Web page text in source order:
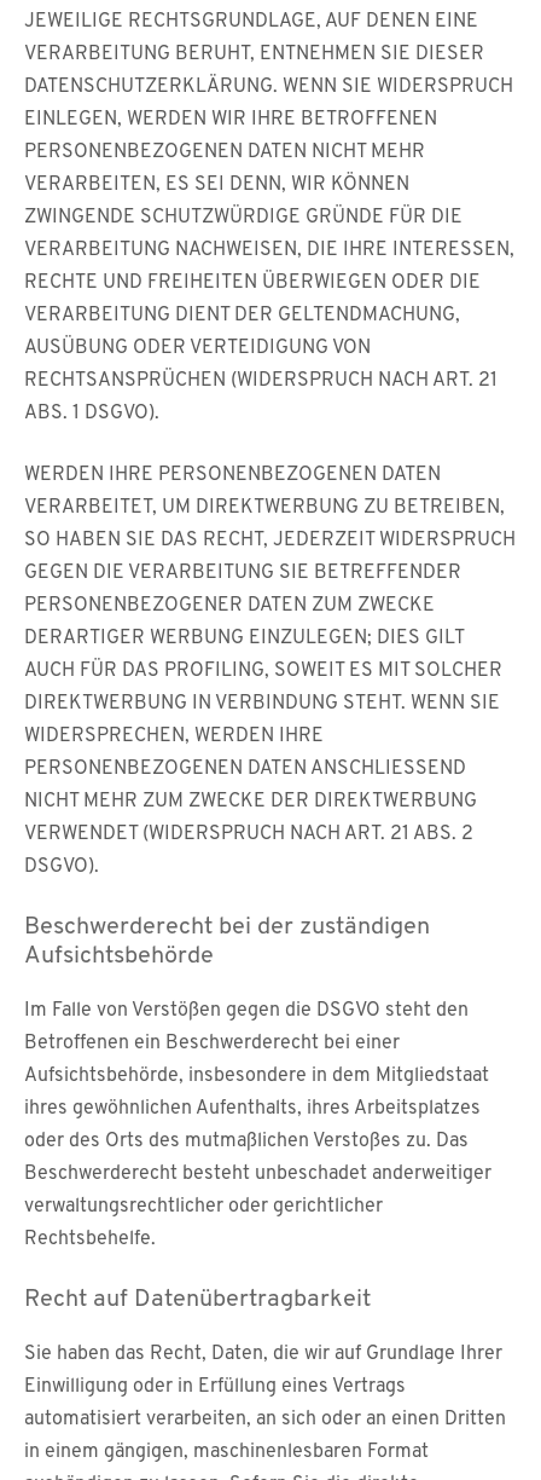
JEWEILIGE RECHTSGRUNDLAGE, AUF DENEN EINE
VERARBEITUNG BERUHT, ENTNEHMEN SIE DIESER
DATENSCHUTZERKLÄRUNG. WENN SIE WIDERSPRUCH
EINLEGEN, WERDEN WIR IHRE BETROFFENEN
PERSONENBEZOGENEN DATEN NICHT MEHR
VERARBEITEN, ES SEI DENN, WIR KÖNNEN
ZWINGENDE SCHUTZWÜRDIGE GRÜNDE FÜR DIE
VERARBEITUNG NACHWEISEN, DIE IHRE INTERESSEN,
RECHTE UND FREIHEITEN ÜBERWIEGEN ODER DIE
VERARBEITUNG DIENT DER GELTENDMACHUNG,
AUSÜBUNG ODER VERTEIDIGUNG VON
RECHTSANSPRÜCHEN (WIDERSPRUCH NACH ART. 21
ABS. 1 DSGVO).
WERDEN IHRE PERSONENBEZOGENEN DATEN
VERARBEITET, UM DIREKTWERBUNG ZU BETREIBEN,
SO HABEN SIE DAS RECHT, JEDERZEIT WIDERSPRUCH
GEGEN DIE VERARBEITUNG SIE BETREFFENDER
PERSONENBEZOGENER DATEN ZUM ZWECKE
DERARTIGER WERBUNG EINZULEGEN; DIES GILT
AUCH FÜR DAS PROFILING, SOWEIT ES MIT SOLCHER
DIREKTWERBUNG IN VERBINDUNG STEHT. WENN SIE
WIDERSPRECHEN, WERDEN IHRE
PERSONENBEZOGENEN DATEN ANSCHLIESSEND
NICHT MEHR ZUM ZWECKE DER DIREKTWERBUNG
VERWENDET (WIDERSPRUCH NACH ART. 21 ABS. 2
DSGVO).
Beschwerde­recht bei der zuständigen
Aufsichts­behörde
Im Falle von Verstößen gegen die DSGVO steht den
Betroffenen ein Beschwerderecht bei einer
Aufsichtsbehörde, insbesondere in dem Mitgliedstaat
ihres gewöhnlichen Aufenthalts, ihres Arbeitsplatzes
oder des Orts des mutmaßlichen Verstoßes zu. Das
Beschwerderecht besteht unbeschadet anderweitiger
verwaltungsrechtlicher oder gerichtlicher
Rechtsbehelfe.
Recht auf Daten­übertrag­barkeit
Sie haben das Recht, Daten, die wir auf Grundlage Ihrer
Einwilligung oder in Erfüllung eines Vertrags
automatisiert verarbeiten, an sich oder an einen Dritten
in einem gängigen, maschinenlesbaren Format